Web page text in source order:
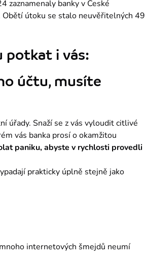
zaznamenaly banky v České
útoku se stalo neuvěřitelných 49
potkat i vás:
účtu, musíte
úřady. Snaží se z vás vyloudit citlivé
vás banka prosí o okamžitou
paniku, abyste v rychlosti provedli
prakticky úplně stejně jako
internetových šmejdů neumí